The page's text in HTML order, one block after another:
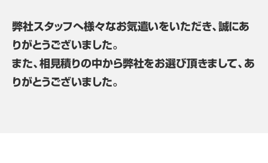
弊社スタッフへ様々なお気遣いをいただき、誠にあ
りがとうございました。
また、相見積りの中から弊社をお選び頂きまして、あ
りがとうございました。